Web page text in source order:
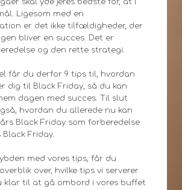
skal yde jeres bedste for, at I
Ligesom med en
er det ikke tilfældigheder, der
bliver en succes. Det er
og den rette strategi.
får du derfor 9 tips til, hvordan
dig til Black Friday, så du kan
dagen med succes. Til slut
hvordan du allerede nu kan
Black Friday som forberedelse
Friday.
med vores tips, får du
over, hvilke tips vi serverer
klar til at gå ombord i vores buffet